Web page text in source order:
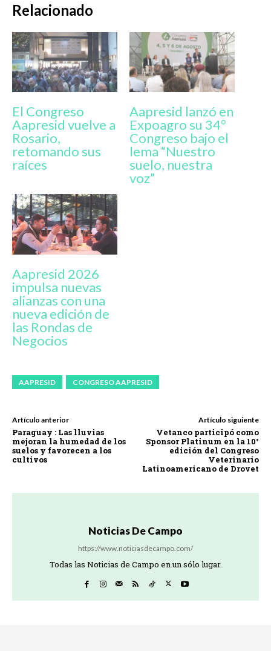
Relacionado
El Congreso
Aapresid vuelve a
Rosario,
retomando sus
raíces
Aapresid lanzó en
Expoagro su 34°
Congreso bajo el
lema “Nuestro
suelo, nuestra
voz”
Aapresid 2026
impulsa nuevas
alianzas con una
nueva edición de
las Rondas de
Negocios
AAPRESID CONGRESO AAPRESID
Artículo anterior
Paraguay : Las lluvias
mejoran la humedad de los
suelos y favorecen a los
cultivos
Artículo siguiente
Vetanco participó como
Sponsor Platinum en la 10°
edición del Congreso
Veterinario
Latinoamericano de Drovet
Noticias De Campo
https://www.noticiasdecampo.com/
Todas las Noticias de Campo en un sólo lugar.